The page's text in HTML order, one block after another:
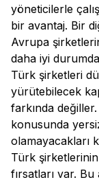
yöneticilerle
bir avantaj. Bir
Avrupa
daha iyi
Türk şirketleri
yürütebilecek
farkında
konusunda
olamayacakları
Türk
fırsatları var.